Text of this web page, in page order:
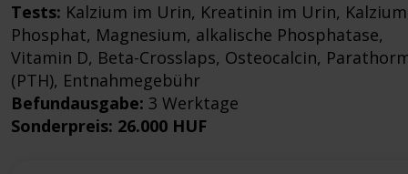
Tests: Kalzium im Urin, Kreatinin im Urin,
Phosphat, Magnesium, alkalische Phosphatase,
Vitamin D, Beta-Crosslaps, Osteocalcin,
(PTH), Entnahmegebühr
Befundausgabe: 3 Werktage
Sonderpreis: 26.000 HUF